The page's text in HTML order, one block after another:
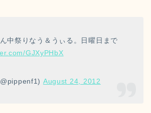
中祭りなう＆うぃる。日曜日まで
GJXyPHbX
August 24, 2012